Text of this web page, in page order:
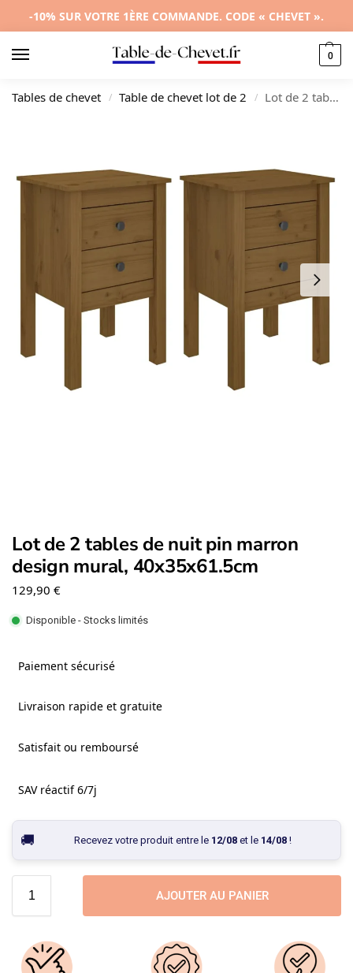
-10% SUR VOTRE 1ÈRE COMMANDE. CODE « CHEVET ».
0
Tables de chevet / Table de chevet lot de 2 / Lot de 2 tables de nuit pin marron design mural, 40x35x61.5cm
Lot de 2 tables de nuit pin marron
design mural, 40x35x61.5cm
129,90 €
Disponible - Stocks limités
Paiement sécurisé
Livraison rapide et gratuite
Satisfait ou remboursé
SAV réactif 6/7j
Recevez votre produit entre le 12/08et le 14/08!
AJOUTER AU PANIER